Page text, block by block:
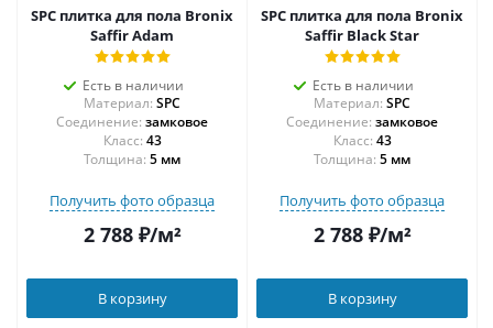
SPC плитка для пола Bronix
Saffir Adam
Есть в наличии
Материал: SPC
Соединение: замковое
43
Толщина: 5 мм
Получить фото образца
2 788₽/м²
В корзину
SPC плитка для пола Bronix
Saffir Black Star
Есть в наличии
Материал: SPC
Соединение: замковое
43
Толщина: 5 мм
Получить фото образца
2 788₽/м²
В корзину